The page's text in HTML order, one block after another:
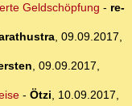
Geldschöpfung - re-
, 09.09.2017,
, 09.09.2017,
- Ötzi, 10.09.2017,